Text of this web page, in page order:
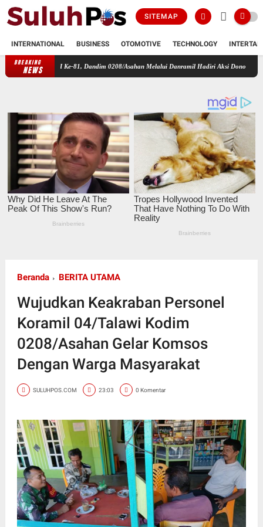
SITEMAP
INTERNATIONAL BUSINESS OTOMOTIVE TECHNOLOGY
BREAKING
NEWS
RI Ke-81, Dandim 0208/Asahan Melalui Danramil Hadiri Aksi Donor Darah di Kantor
Beranda BERITA UTAMA
Wujudkan Keakraban Personel
Koramil 04/Talawi Kodim
0208/Asahan Gelar Komsos
Dengan Warga Masyarakat
SULUHPOS.COM 23:03 0 Komentar